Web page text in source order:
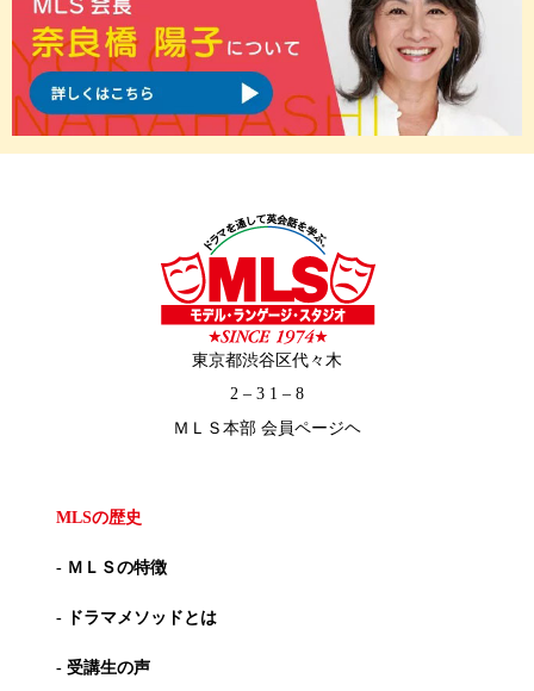
東京都渋谷区代々木
2 – 3 1 – 8
ＭＬＳ本部 会員ページヘ
MLSの歴史
- ＭＬＳの特徴
- ドラマメソッドとは
- 受講生の声